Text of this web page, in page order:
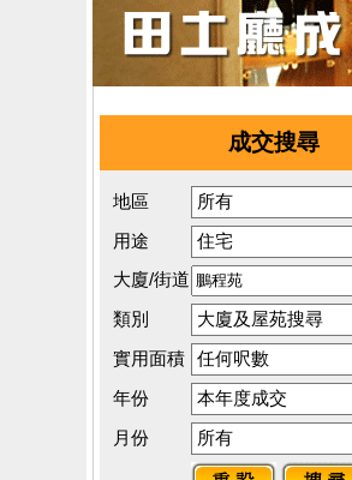
成交搜尋
地區
用途
大廈/街道
類別
實用面積
年份
月份